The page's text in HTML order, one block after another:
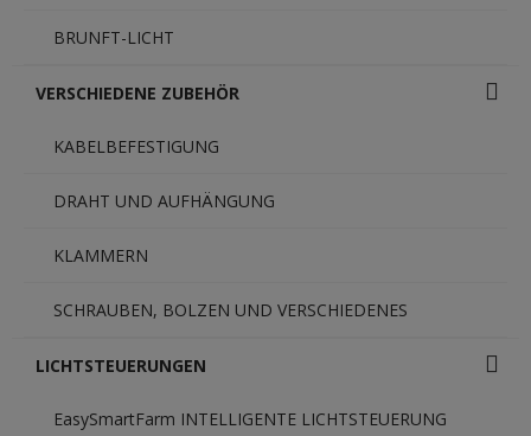
BRUNFT-LICHT
VERSCHIEDENE ZUBEHÖR
KABELBEFESTIGUNG
DRAHT UND AUFHÄNGUNG
KLAMMERN
SCHRAUBEN, BOLZEN UND VERSCHIEDENES
LICHTSTEUERUNGEN
EasySmartFarm INTELLIGENTE LICHTSTEUERUNG